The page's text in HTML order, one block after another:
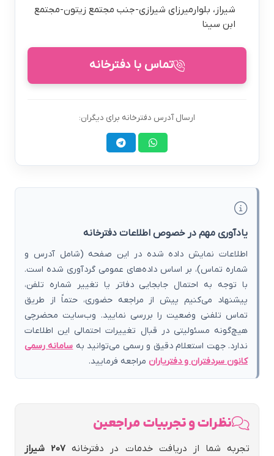
شيراز، بلوارميرزاي شيرازي-جنب مجتمع زيتون-مجتمع
ابن سينا
تماس با دفترخانه
ارسال آدرس دفترخانه برای دیگران:
یادآوری مهم در خصوص اطلاعات دفترخانه
اطلاعات نمایش داده شده در این صفحه (شامل آدرس و
شماره تماس)، بر اساس داده‌های عمومی گردآوری شده است.
با توجه به احتمال جابجایی دفاتر یا تغییر شماره تلفن،
پیشنهاد می‌کنیم پیش از مراجعه حضوری، حتماً از طریق
تماس تلفنی وضعیت را بررسی نمایید. وب‌سایت محضرچی
هیچ‌گونه مسئولیتی در قبال تغییرات احتمالی این اطلاعات
ندارد. جهت استعلام دقیق و رسمی می‌توانید بهسامانه رسمی
کانون سردفتران و دفتریاران مراجعه فرمایید.
نظرات و تجربیات مراجعین
تجربه شما از دریافت خدمات در دفترخانه 207 شيراز